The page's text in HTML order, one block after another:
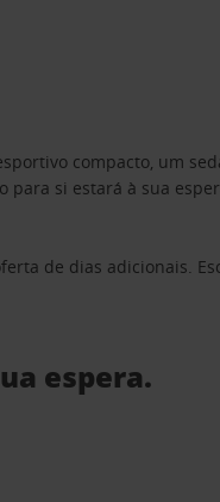
compacto, um
para si estará à sua
de dias adicionais.
espera.